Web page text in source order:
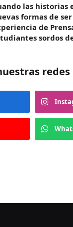
las historias
formas de
de
sordos
redes